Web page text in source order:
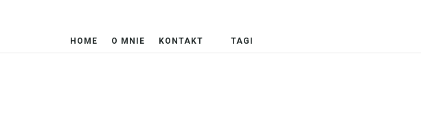
HOME O MNIE KONTAKT TAGI